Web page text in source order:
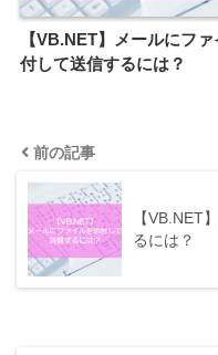
【VB.NET】メールにフ
付して送信するには？
前の記事
【VB.NET
るには？